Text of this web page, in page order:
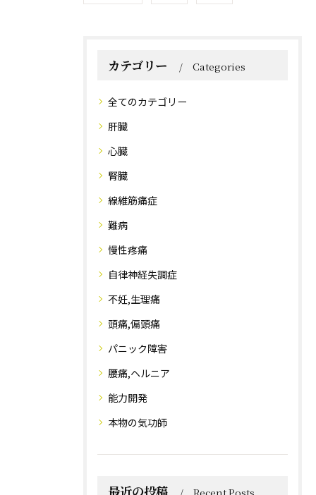
カテゴリー Categories
全てのカテゴリー
肝臓
心臓
腎臓
線維筋痛症
難病
慢性疼痛
自律神経失調症
不妊,生理痛
頭痛,偏頭痛
パニック障害
腰痛,ヘルニア
能力開発
本物の気功師
最近の投稿